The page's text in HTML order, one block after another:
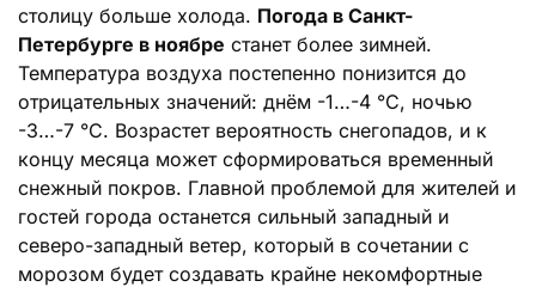
столицу больше холода. Погода в Санкт-
Петербурге в ноябре станет более зимней.
Температура воздуха постепенно понизится до
отрицательных значений: днём -1…-4 °C, ночью
-3…-7 °C. Возрастет вероятность снегопадов, и к
концу месяца может сформироваться временный
снежный покров. Главной проблемой для жителей и
гостей города останется сильный западный и
северо-западный ветер, который в сочетании с
морозом будет создавать крайне некомфортные